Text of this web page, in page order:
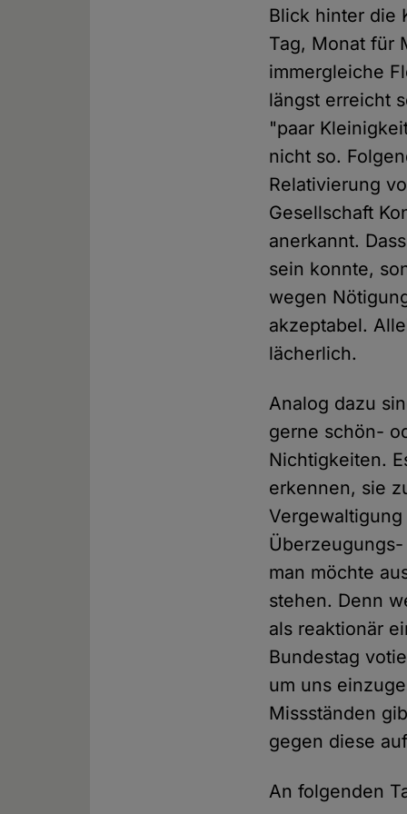
Blick hinter die
Tag, Monat für
immergleiche
längst erreicht
"paar
nicht so.
Relativierung
Gesellschaft
anerkannt.
sein konnte,
wegen
akzeptabel.
lächerlich.
Analog dazu
gerne schön-
Nichtigkeiten.
erkennen, sie
man möchte
stehen. Denn
als reaktionär
Bundestag
um uns
Missständen
gegen diese
An folgenden